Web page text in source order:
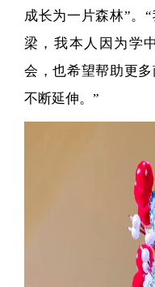
成长为一片森林”。
梁，我本人因为学
会，也希望帮助更
不断延伸。”